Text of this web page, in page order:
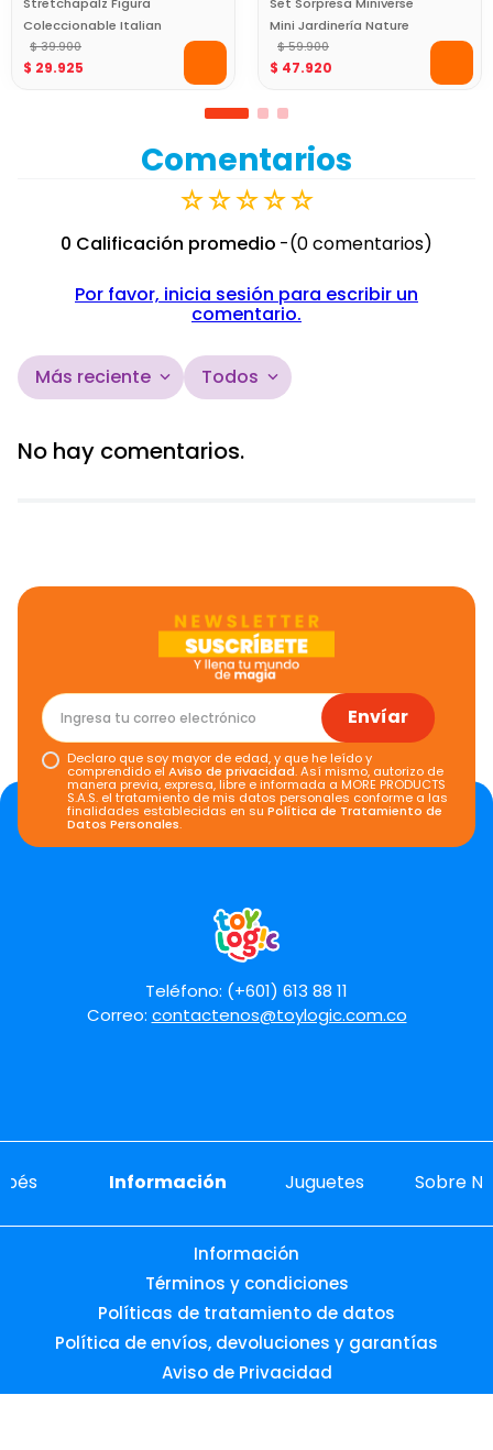
Coleccionable Italian
Ballerina
$ 39.900
$ 29.925
Mini Jardinería Nature
Coleccionable
$ 59.900
$ 47.920
Comentarios
☆☆☆☆☆
0 Calificación promedio
(0 comentarios)
Por favor, inicia sesión para escribir un
comentario.
Más reciente Todos
No hay comentarios.
Envíar
Declaro que soy mayor de edad, y que he leído y
comprendido elAviso de privacidad. Así mismo, autorizo de
manera previa, expresa, libre e informada a MORE PRODUCTS
S.A.S. el tratamiento de mis datos personales conforme a las
finalidades establecidas en suPolítica de Tratamiento de
Datos Personales.
Teléfono: (+601) 613 88 11
Correo: contactenos@toylogic.com.co
Información Juguetes Sobre
Información
Términos y condiciones
Políticas de tratamiento de datos
Política de envíos, devoluciones y garantías
Aviso de Privacidad